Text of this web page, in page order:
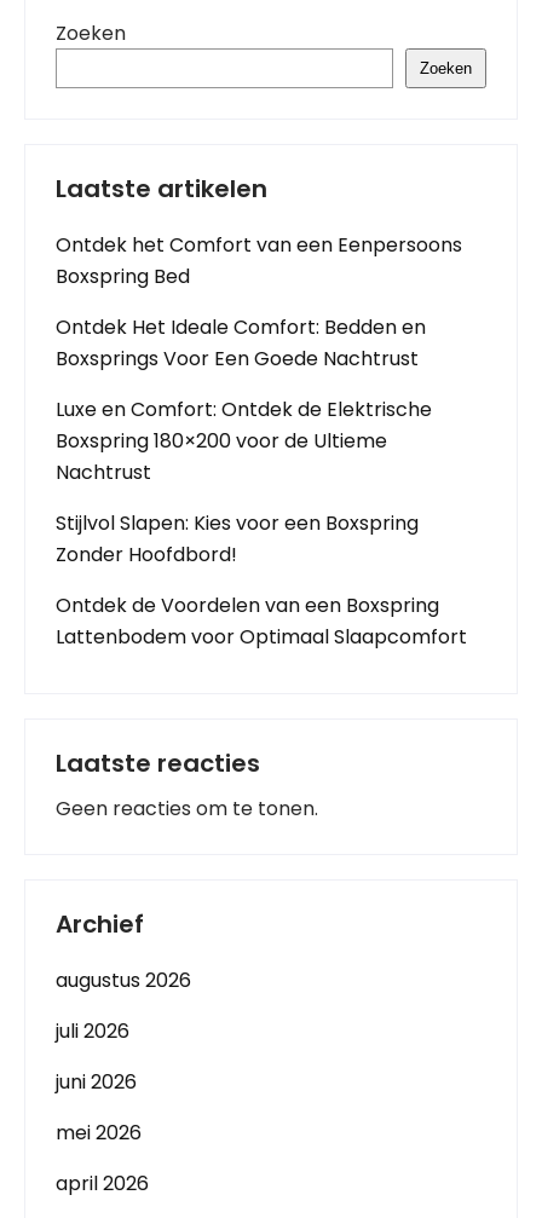
Zoeken
Zoeken
Laatste artikelen
Ontdek het Comfort van een Eenpersoons
Boxspring Bed
Ontdek Het Ideale Comfort: Bedden en
Boxsprings Voor Een Goede Nachtrust
Luxe en Comfort: Ontdek de Elektrische
Boxspring 180×200 voor de Ultieme
Nachtrust
Stijlvol Slapen: Kies voor een Boxspring
Zonder Hoofdbord!
Ontdek de Voordelen van een Boxspring
Lattenbodem voor Optimaal Slaapcomfort
Laatste reacties
Geen reacties om te tonen.
Archief
augustus 2026
juli 2026
juni 2026
mei 2026
april 2026